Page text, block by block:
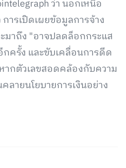
ว่า นอกเหนือ
ารเปิดเผยข้อมูลการจ้าง
มาถึง "อาจปลดล็อกกระแส
ครั้ง และขับเคลื่อนการดีด
ากตัวเลขสอดคล้องกับความ
ายนโยบายการเงินอย่าง